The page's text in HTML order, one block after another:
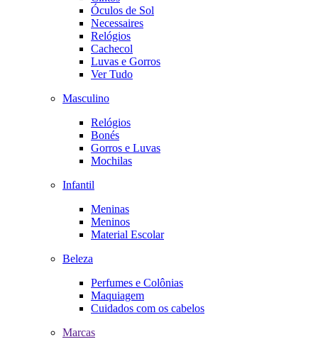
Óculos de Sol
Necessaires
Relógios
Cachecol
Luvas e Gorros
Ver Tudo
Masculino
Relógios
Bonés
Gorros e Luvas
Mochilas
Infantil
Meninas
Meninos
Material Escolar
Beleza
Perfumes e Colônias
Maquiagem
Cuidados com os cabelos
Marcas